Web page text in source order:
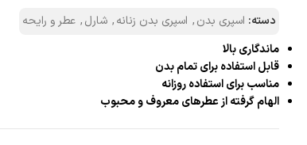
دسته: اسپری بدن, اسپری بدن زنانه, شارل, عطر و رایحه
ماندگاری بالا
قابل استفاده برای تمام بدن
مناسب برای استفاده روزانه
الهام گرفته از عطرهای معروف و محبوب